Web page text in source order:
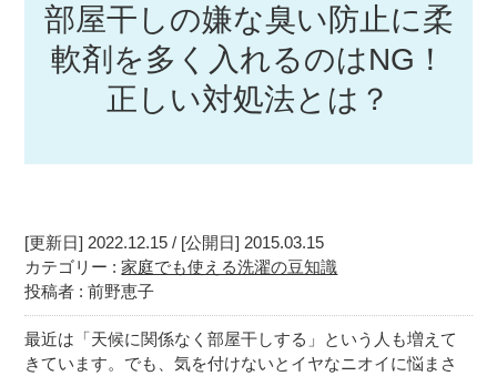
部屋干しの嫌な臭い防止に柔
軟剤を多く入れるのはNG！
正しい対処法とは？
[更新日] 2022.12.15 / [公開日] 2015.03.15
カテゴリー :家庭でも使える洗濯の豆知識
投稿者 : 前野恵子
最近は「天候に関係なく部屋干しする」という人も増えて
きています。でも、気を付けないとイヤなニオイに悩まさ